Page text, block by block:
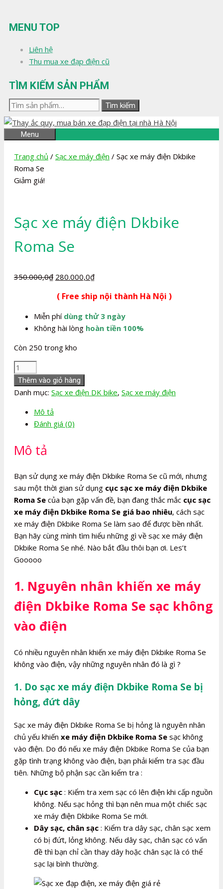
đến
nội
MENU TOP
Liên hệ
Thu mua xe đạp điện cũ
TÌM KIẾM SẢN PHẨM
Tìm
kiếm:
Tìm kiếm
Menu
Trang chủ / Sạc xe máy điện / Sạc xe máy điện Dkbike
Roma Se
Giảm giá!
Sạc xe máy điện Dkbike
Roma Se
350.000,0₫ Giá
là:
350.000,0₫.
280.000,0₫Giá
tại
là:
280.000,0₫.
( Free ship nội thành Hà Nội )
Miễn phí dùng thử 3 ngày
Không hài lòng hoàn tiền 100%
Còn 250 trong kho
Sạc
xe
máy
Dkbike
Roma
số
Thêm vào giỏ hàng
Danh mục: Sạc xe điện DK bike, Sạc xe máy điện
Mô tả
Đánh giá (0)
Mô tả
Bạn sử dụng xe máy điện Dkbike Roma Se cũ mới, nhưng
sau một thời gian sử dụng cục sạc xe máy điện Dkbike
Roma Se của bạn gặp vấn đề, bạn đang thắc mắc cục sạc
xe máy điện Dkbike Roma Se giá bao nhiêu, cách sạc
xe máy điện Dkbike Roma Se làm sao để được bền nhất.
Bạn hãy cùng mình tìm hiểu những gì về sạc xe máy điện
Dkbike Roma Se nhé. Nào bắt đầu thôi bạn ơi. Les’t
Gooooo
1. Nguyên nhân khiến xe máy
điện Dkbike Roma Se sạc không
vào điện
Có nhiều nguyên nhân khiến xe máy điện Dkbike Roma Se
không vào điện, vậy những nguyên nhân đó là gì ?
1. Do sạc xe máy điện Dkbike Roma Se bị
hỏng, đứt dây
Sạc xe máy điện Dkbike Roma Se bị hỏng là nguyên nhân
chủ yếu khiến xe máy điện Dkbike Roma Se sạc không
vào điện. Do đó nếu xe máy điện Dkbike Roma Se của bạn
gặp tình trạng không vào điện, bạn phải kiểm tra sạc đầu
tiên. Những bộ phận sạc cần kiểm tra :
Cục sạc : Kiểm tra xem sạc có lên điện khi cấp nguồn
không. Nếu sạc hỏng thì bạn nên mua một chiếc sạc
xe máy điện Dkbike Roma Se mới.
Dây sạc, chân sạc : Kiểm tra dây sạc, chân sạc xem
có bị đứt, lỏng không. Nếu dây sạc, chân sạc có vấn
đề thì bạn chỉ cần thay dây hoặc chân sạc là có thể
sạc lại bình thường.